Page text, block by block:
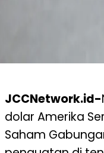
JCCNetwork.id-
dolar Amerika
Saham